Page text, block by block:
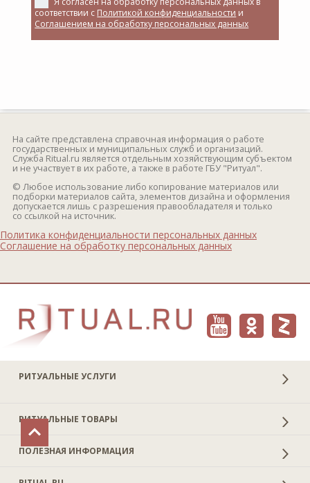
соответствии с Политикой конфиденциальности и
Соглашением на обработку персональных данных
РИТУАЛЬНЫЕ УСЛУГИ
РИТУАЛЬНЫЕ ТОВАРЫ
ПОЛЕЗНАЯ ИНФОРМАЦИЯ
На сайте представлена справочная информация о работе
государственных и муниципальных служб и организаций.
Служба Ritual.ru является отдельным хозяйствующим субъектом
и не участвует в их работе, а также в работе ГБУ "Ритуал".
© Любое использование либо копирование материалов или
подборки материалов сайта, элементов дизайна и оформления
допускается лишь с разрешения правообладателя и только
со ссылкой на источник.
Политика конфиденциальности персональных данных
Соглашение на обработку персональных данных